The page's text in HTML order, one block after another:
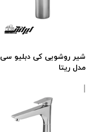
شیر روشویی کی دبلیو سی
مدل ریتا